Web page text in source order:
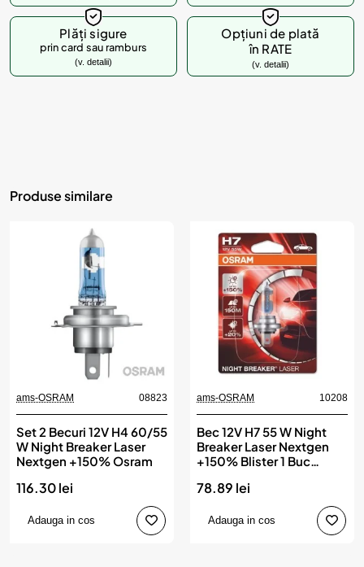
Plăți sigure
prin card sau ramburs
(v. detalii)
Opțiuni de plată
în RATE
(v. detalii)
Produse similare
ams-OSRAM 08823
Set 2 Becuri 12V H4 60/55
W Night Breaker Laser
Nextgen +150% Osram
116.30 lei
Adauga in cos
ams-OSRAM 10208
Bec 12V H7 55 W Night
Breaker Laser Nextgen
+150% Blister 1 Buc
78.89 lei
Adauga in cos